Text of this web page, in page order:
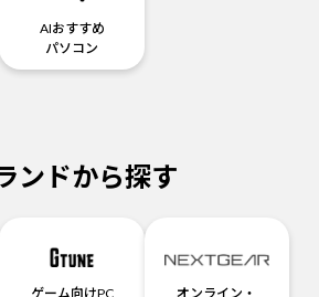
AIおすすめ
パソコン
ンドから探す
ゲーム向けPC オンライン・